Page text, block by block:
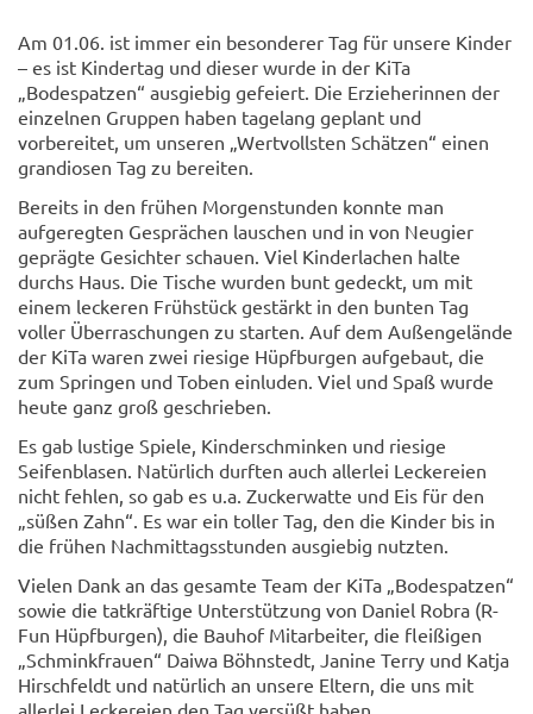
Am 01.06. ist immer ein besonderer Tag für unsere Kinder
– es ist Kindertag und dieser wurde in der KiTa
„Bodespatzen“ ausgiebig gefeiert. Die Erzieherinnen der
einzelnen Gruppen haben tagelang geplant und
vorbereitet, um unseren „Wertvollsten Schätzen“ einen
grandiosen Tag zu bereiten.
Bereits in den frühen Morgenstunden konnte man
aufgeregten Gesprächen lauschen und in von Neugier
geprägte Gesichter schauen. Viel Kinderlachen halte
durchs Haus. Die Tische wurden bunt gedeckt, um mit
einem leckeren Frühstück gestärkt in den bunten Tag
voller Überraschungen zu starten. Auf dem Außengelände
der KiTa waren zwei riesige Hüpfburgen aufgebaut, die
zum Springen und Toben einluden. Viel und Spaß wurde
heute ganz groß geschrieben.
Es gab lustige Spiele, Kinderschminken und riesige
Seifenblasen. Natürlich durften auch allerlei Leckereien
nicht fehlen, so gab es u.a. Zuckerwatte und Eis für den
„süßen Zahn“. Es war ein toller Tag, den die Kinder bis in
die frühen Nachmittagsstunden ausgiebig nutzten.
Vielen Dank an das gesamte Team der KiTa „Bodespatzen“
sowie die tatkräftige Unterstützung von Daniel Robra (R-
Fun Hüpfburgen), die Bauhof Mitarbeiter, die fleißigen
„Schminkfrauen“ Daiwa Böhnstedt, Janine Terry und Katja
Hirschfeldt und natürlich an unsere Eltern, die uns mit
allerlei Leckereien den Tag versüßt haben.